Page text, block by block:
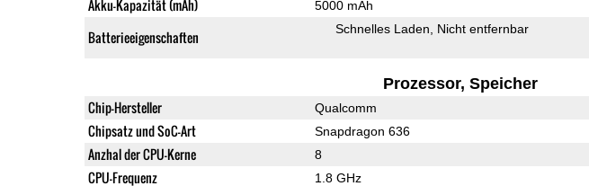
Akku-Kapazität (mAh) 5000 mAh
Batterieeigenschaften Schnelles Laden Nicht entfernbar
Prozessor, Speicher
Chip-Hersteller Qualcomm
Chipsatz und SoC-Art Snapdragon 636
Anzhal der CPU-Kerne 8
CPU-Frequenz 1.8 GHz